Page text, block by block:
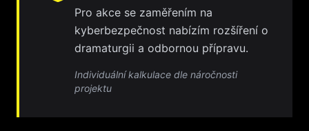
Pro akce se zaměřením na
kyberbezpečnost nabízím rozšíření o
dramaturgii a odbornou přípravu.
Individuální kalkulace dle náročnosti
projektu